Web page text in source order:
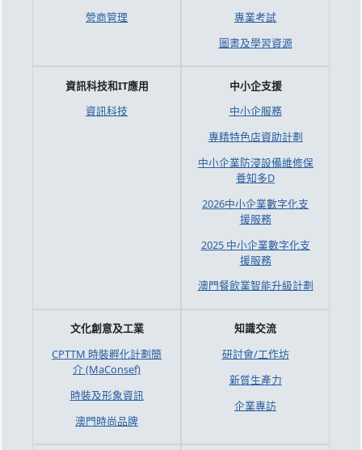
營商管理
專業考試
圖書及學習資源
資訊科技和IT應用
資訊科技
中小企支援
中小企服務
專精特色店資助計劃
中小企業防浸設備維修保
養知多D
2026中小企業數字化支
援服務
2025 中小企業數字化支
援服務
澳門餐飲業智能升級計劃
文化創意及工業
CPTTM 時裝孵化計劃簡
介 (MaConsef)
時裝及形象資訊
澳門時尚品牌
知識交流
研討會/工作坊
新質生產力
企業專訪